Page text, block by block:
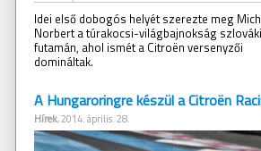
Idei első dobogós helyét szerezte meg
Norbert a túrakocsi-világbajnokság
futamán, ahol ismét a Citroën versenyzői
domináltak.
A Hungaroringre készül a Citroën
Hírek, 2014. április. 28.